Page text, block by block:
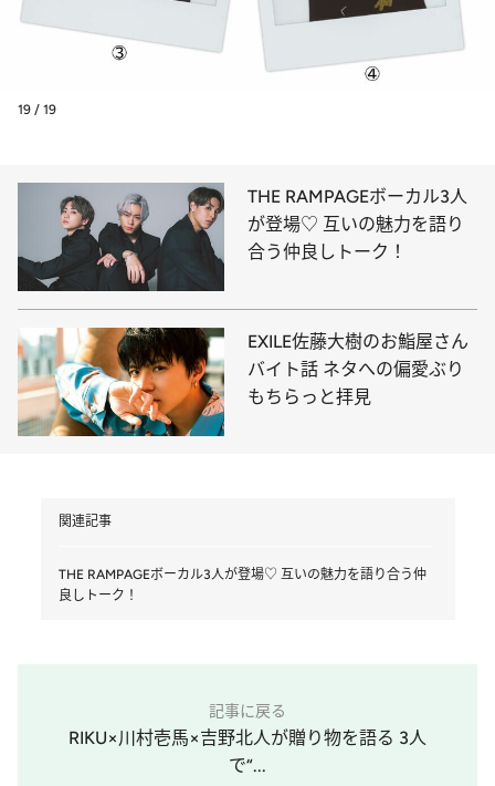
19 / 19
THE RAMPAGEボーカル3人
が登場♡ 互いの魅力を語り
合う仲良しトーク！
EXILE佐藤大樹のお鮨屋さん
バイト話 ネタへの偏愛ぶり
もちらっと拝見
関連記事
THE RAMPAGEボーカル3人が登場♡ 互いの魅力を語り合う仲
良しトーク！
記事に戻る
RIKU×川村壱馬×吉野北人が贈り物を語る 3人
で“...